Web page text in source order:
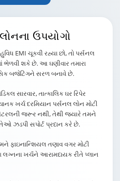
ઉપયોગો
EMI ચૂકવી રહ્યા છો, તો પર્સનલ
શકે છે. આ ઘણીવાર તમારા
બજેટિંગને સરળ બનાવે છે.
સારવાર, તાત્કાલિક ઘર રિપેર
ખર્ચ દરમિયાન પર્સનલ લોન મોટી
જરૂર નથી, તેથી જ્યારે તમને
ઝડપી સપોર્ટ પ્રદાન કરે છે.
ફાઇનાન્શિયલ તણાવ વગર મોટી
ખર્ચને આરામદાયક રીતે પ્લાન